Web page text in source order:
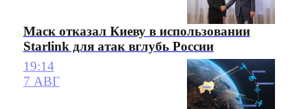
Маск отказал Киеву в использовании
Starlink для атак вглубь России
19:14
7 АВГ